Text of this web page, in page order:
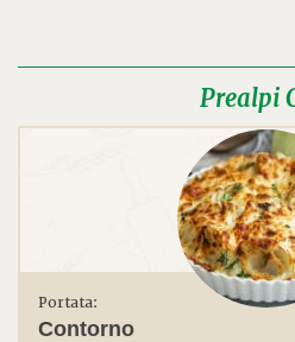
Prealpi
Portata:
Contorno